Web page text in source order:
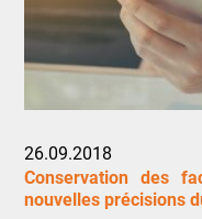
26.09.2018
Conservation des
nouvelles précisions